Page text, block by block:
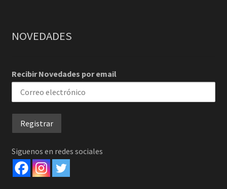
NOVEDADES
Recibir Novedades por email
Siguenos en redes sociales